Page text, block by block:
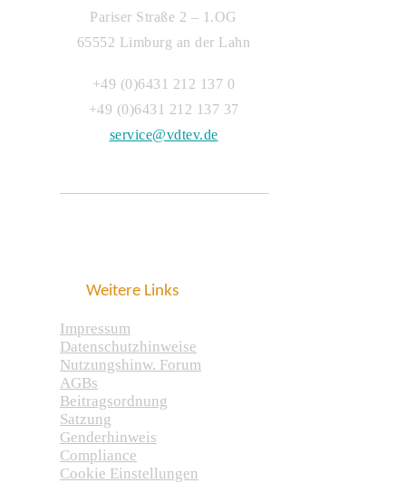
Pariser Straße 2 – 1.OG
65552 Limburg an der Lahn
+49 (0)6431 212 137 0
+49 (0)6431 212 137 37
service@vdtev.de
Weitere Links
Impressum
Datenschutzhinweise
Nutzungshinw. Forum
AGBs
Beitragsordnung
Satzung
Genderhinweis
Compliance
Cookie Einstellungen